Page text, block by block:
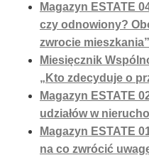
Magazyn ESTATE
czy odnowiony?
zwrocie mieszkania”
Miesięcznik
„Kto zdecyduje o
Magazyn ESTATE
udziałów w
Magazyn ESTATE
na co zwrócić